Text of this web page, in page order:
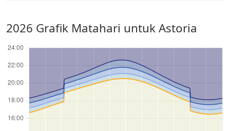
2026 Grafik Matahari untuk Astoria